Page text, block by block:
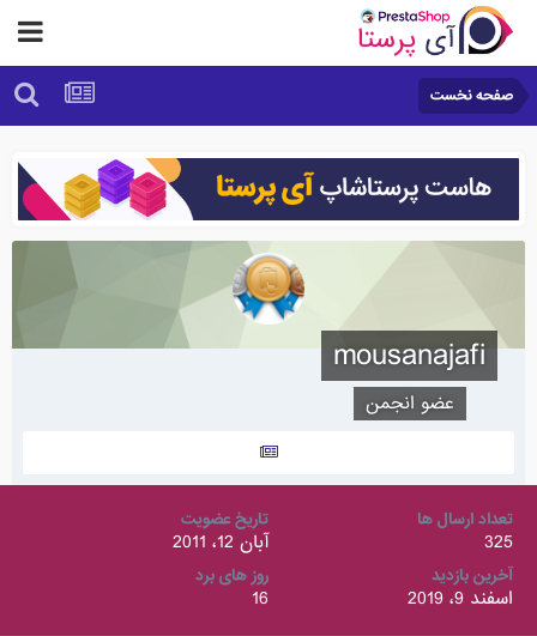
صفحه نخست
mousanajafi
عضو انجمن
تعداد ارسال ها
325
تاریخ عضویت
آبان 12، 2011
آخرین بازدید
اسفند 9، 2019
روز های برد
16